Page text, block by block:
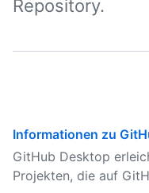
Repository.
Informationen zu
GitHub Desktop
Projekten, die auf